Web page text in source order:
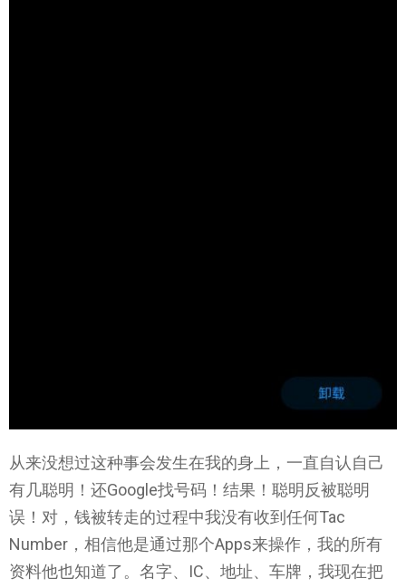
从来没想过这种事会发生在我的身上，一直自认自己
有几聪明！还Google找号码！结果！聪明反被聪明
误！对，钱被转走的过程中我没有收到任何Tac
Number，相信他是通过那个Apps来操作，我的所有
资料他也知道了。名字、IC、地址、车牌，我现在把